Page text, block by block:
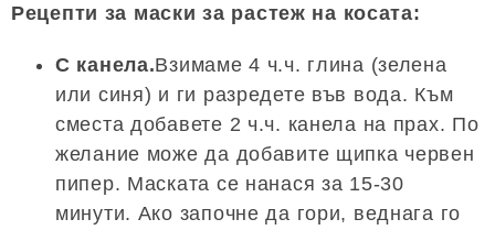
Рецепти за маски за растеж на косата:
С канела.Взимаме 4 ч.ч. глина (зелена
или синя) и ги разредете във вода. Към
сместа добавете 2 ч.ч. канела на прах. По
желание може да добавите щипка червен
пипер. Маската се нанася за 15-30
минути. Ако започне да гори, веднага го